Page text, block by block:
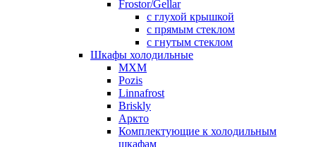
Frostor/Gellar
с глухой крышкой
с прямым стеклом
с гнутым стеклом
Шкафы холодильные
МХМ
Pozis
Linnafrost
Briskly
Аркто
Комплектующие к холодильным
шкафам